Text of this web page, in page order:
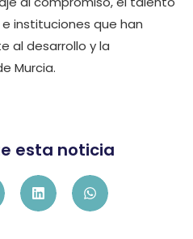
instituciones que han
al desarrollo y la
Murcia.
esta noticia